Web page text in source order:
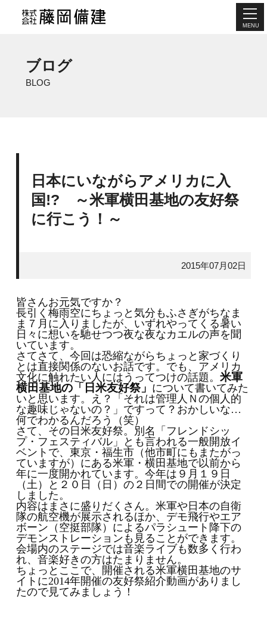
MENU
ブログ
BLOG
日本にいながらアメリカに入
国!? ～米軍横田基地の友好祭
に行こう！～
2015年07月02日
皆さんお元気ですか？
長引く梅雨空にちょっと気分もふさぎがちなま
ま７月に入りましたが、いずれやってくる暑い
日々に想いを馳せつつ夜な夜なカエルの声を聞
いています。
さてさて、今回は恐縮ながらちょっと家づくり
とは直接関係のないお話です。でも、アメリカ
文化に触れたい人にはうってつけの話題。 米軍
横田基地の「日米友好祭」 について書いてみた
いと思います。え？「それは管理人Ｎの個人的
な趣味じゃないの？」ですって？おかしいな…
何でわかるんだろう（笑）
さて、その日米友好祭。別名「フレンドシッ
プ・フェスティバル」とも言われる一般開放イ
ベントで、東京・福生市（他市町にもまたがっ
ていますが）にある米軍・横田基地で以前から
年に一度開かれています。今年は９月１９日
（土）と２０日（日）の２日間での開催が決定
しました。
内容はまさに盛りだくさん。米軍や日本の自衛
隊の航空機が展示されるほか、デモ飛行やエア
ボーン（空挺部隊）によるパラシュート降下の
デモンストレーションも見ることができます。
会場内のステージでは音楽ライブも数多く行わ
れ、音楽好きの方はたまりません。
ちょっとここで、開催される米軍横田基地のサ
イトに2014年開催の友好祭紹介動画がありまし
たので見てみましょう！